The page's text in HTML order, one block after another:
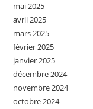
mai 2025
avril 2025
mars 2025
février 2025
janvier 2025
décembre 2024
novembre 2024
octobre 2024